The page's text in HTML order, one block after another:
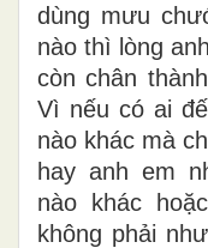
dùng mưu
nào thì lòng
còn chân
Vì nếu có ai
nào khác mà
hay anh em
nào khác
không phải